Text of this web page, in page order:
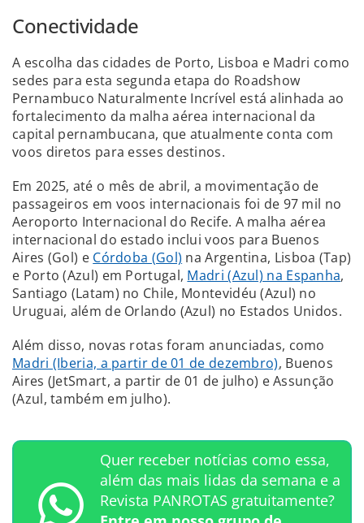
Conectividade
A escolha das cidades de Porto, Lisboa e Madri como
sedes para esta segunda etapa do Roadshow
Pernambuco Naturalmente Incrível está alinhada ao
fortalecimento da malha aérea internacional da
capital pernambucana, que atualmente conta com
voos diretos para esses destinos.
Em 2025, até o mês de abril, a movimentação de
passageiros em voos internacionais foi de 97 mil no
Aeroporto Internacional do Recife. A malha aérea
internacional do estado inclui voos para Buenos
Aires (Gol) e Córdoba (Gol) na Argentina, Lisboa (Tap)
e Porto (Azul) em Portugal, Madri (Azul) na Espanha,
Santiago (Latam) no Chile, Montevidéu (Azul) no
Uruguai, além de Orlando (Azul) no Estados Unidos.
Além disso, novas rotas foram anunciadas, como
Madri (Iberia, a partir de 01 de dezembro), Buenos
Aires (JetSmart, a partir de 01 de julho) e Assunção
(Azul, também em julho).
Quer receber notícias como essa,
além das mais lidas da semana e a
Revista PANROTAS gratuitamente?